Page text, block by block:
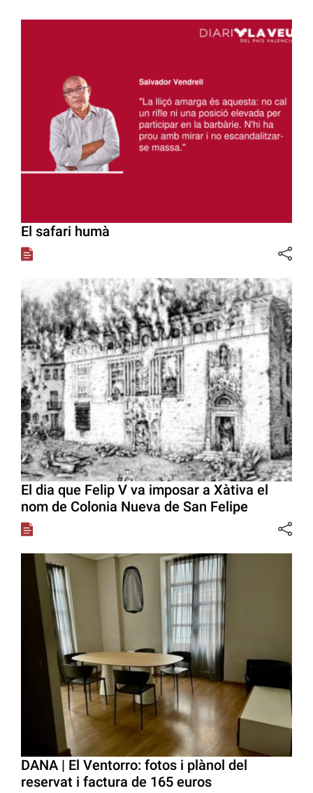
El safari humà
El dia que Felip V va imposar a Xàtiva el
nom de Colonia Nueva de San Felipe
DANA | El Ventorro: fotos i plànol del
reservat i factura de 165 euros